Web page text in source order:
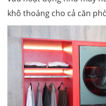
khô thoáng cho cả căn